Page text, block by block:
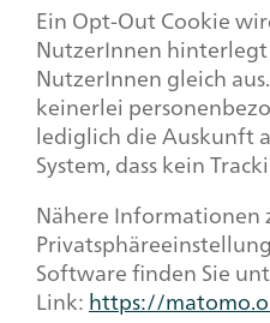
Ein Opt-Out Cookie
NutzerInnen
NutzerInnen gleich aus.
keinerlei
lediglich die Auskunft
System, dass kein
Nähere Informationen
Software finden Sie
Link:https://